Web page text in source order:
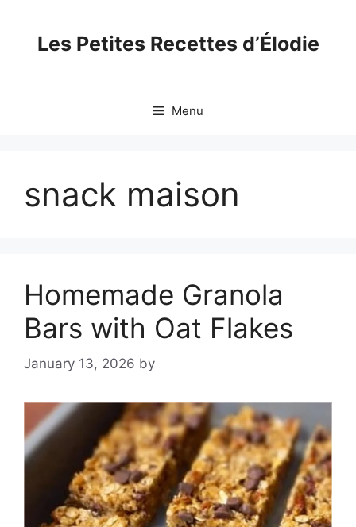
contentLes Petites Recettes d’Élodie
Menu
snack maison
Homemade Granola
Bars with Oat Flakes
January 13, 2026 by